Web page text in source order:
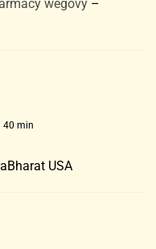
wegovy –
40 min
USA